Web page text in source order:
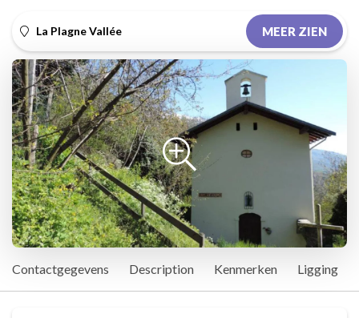
La Plagne Vallée MEER ZIEN
Contactgegevens Description Kenmerken Ligging